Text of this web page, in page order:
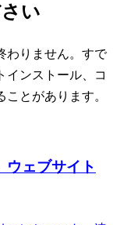
い
わりません。すで
インストール、コ
とがあります。
ウェブサイト